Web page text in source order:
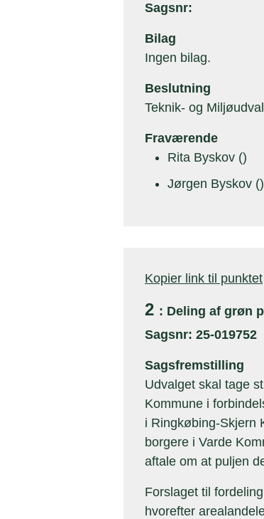
Sagsnr:
Bilag
Ingen bilag.
Beslutning
Teknik- og
Fraværende
Rita Byskov ()
Jørgen Byskov ()
Kopier link til punktet
2 : Deling af grøn
Sagsnr: 25-019752
Sagsfremstilling
Udvalget skal tage
Kommune i
i Ringkøbing-Skjern
borgere i Varde
aftale om at puljen
Forslaget til
hvorefter